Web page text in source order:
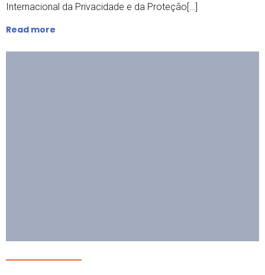
Internacional da Privacidade e da Proteção[…]
Read more